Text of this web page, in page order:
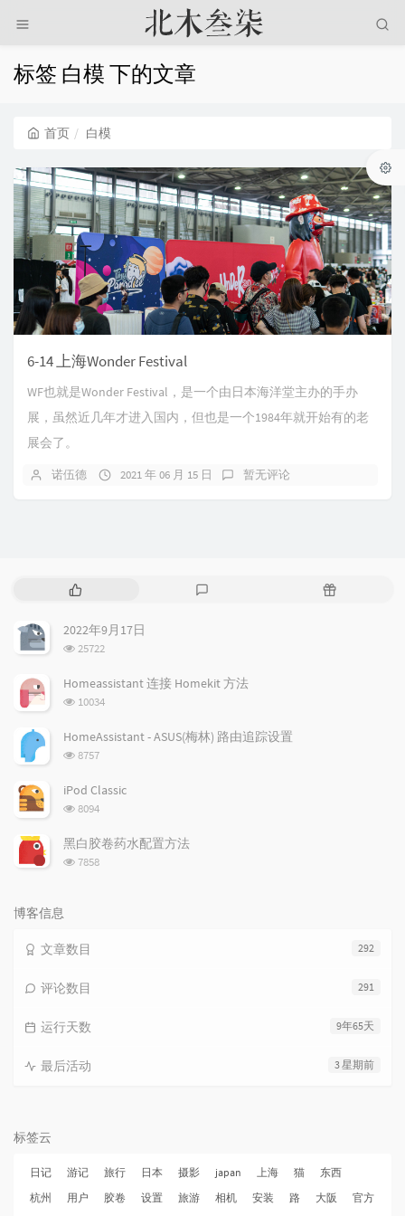
标签 白模 下的文章
首页 白模
6-14 上海Wonder Festival
WF也就是Wonder Festival，是一个由日本海洋堂主办的手办
展，虽然近几年才进入国内，但也是一个1984年就开始有的老
展会了。
诺伍德 2021 年 06 月 15 日 暂无评论
热
文
章
随
2022年9月17日
浏
次
25722
Homeassistant 连接 Homekit 方法
浏
次
10034
HomeAssistant - ASUS(梅林) 路由追踪设置
浏
次
8757
iPod Classic
浏
次
数:
8094
黑白胶卷药水配置方法
浏
7858
博客信息
292
文章数目
291
评论数目
9年65天
运行天数
3 星期前
最后活动
标签云
日记 游记 旅行 日本 摄影 japan 上海 猫
东西
杭州
用户 胶卷 设置 旅游 相机 安装 路 大阪
官方